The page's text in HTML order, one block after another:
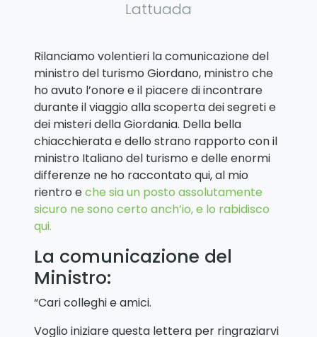
Lattuada
Rilanciamo volentieri la comunicazione del
ministro del turismo Giordano, ministro che
ho avuto l’onore e il piacere di incontrare
durante il viaggio alla scoperta dei segreti e
dei misteri della Giordania. Della bella
chiacchierata e dello strano rapporto con il
ministro Italiano del turismo e delle enormi
differenze ne ho raccontato qui, al mio
rientro eche sia un posto assolutamente
sicuro ne sono certo anch’io, e lo rabidisco
qui.
La comunicazione del
Ministro:
“Cari colleghi e amici.
Voglio iniziare questa lettera per ringraziarvi